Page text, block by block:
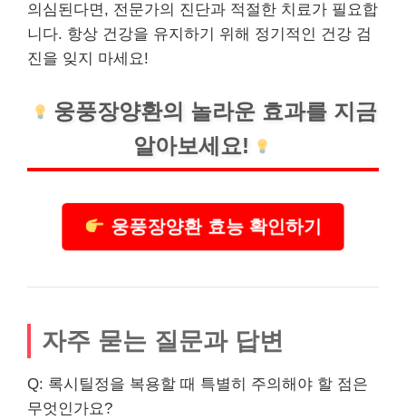
의심된다면, 전문가의 진단과 적절한 치료가 필요합
니다. 항상 건강을 유지하기 위해 정기적인 건강 검
진을 잊지 마세요!
웅풍장양환의 놀라운 효과를 지금
알아보세요!
웅풍장양환 효능 확인하기
자주 묻는 질문과 답변
Q: 록시틸정을 복용할 때 특별히 주의해야 할 점은
무엇인가요?